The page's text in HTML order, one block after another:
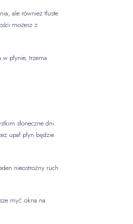
ale również tłuste
możesz z
płynie, trzema
słoneczne dni.
upał płyn będzie
nieostrożny ruch
myć okna na